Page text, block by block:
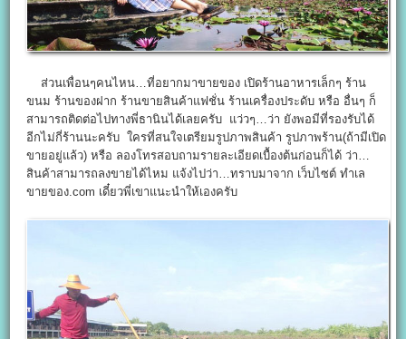
ส่วนเพื่อนๆคนไหน…ที่อยากมาขายของ เปิดร้านอาหารเล็กๆ ร้าน
ขนม ร้านของฝาก ร้านขายสินค้าแฟชั่น ร้านเครื่องประดับ หรือ อื่นๆ ก็
สามารถติดต่อไปทางพี่ธานินได้เลยครับ แว่วๆ…ว่า ยังพอมีที่รองรับได้
อีกไม่กี่ร้านนะครับ ใครที่สนใจเตรียมรูปภาพสินค้า รูปภาพร้าน(ถ้ามีเปิด
ขายอยู่แล้ว) หรือ ลองโทรสอบถามรายละเอียดเบื้องต้นก่อนก็ได้ ว่า…
สินค้าสามารถลงขายได้ไหม แจ้งไปว่า…ทราบมาจาก เว็บไซต์ ทำเล
ขายของ.com เดี๋ยวพี่เขาแนะนำให้เองครับ